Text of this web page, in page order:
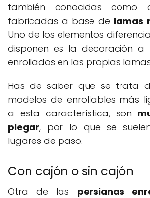
también conocidas como
fabricadas a base de lamas
Uno de los elementos
disponen es la decoración a
enrollados en las propias
Has de saber que se trata
modelos de enrollables más
a esta característica, son
plegar, por lo que se
lugares de paso.
Con cajón o sin cajón
Otra de las persianas